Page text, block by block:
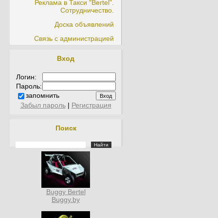
Реклама в Такси "Bertel".
Сотрудничество.
Доска объявлений
Связь с администрацией
Вход
Логин:
Пароль:
запомнить
Забыл пароль| Регистрация
Поиск
Buggy Bertel
Buggy.by